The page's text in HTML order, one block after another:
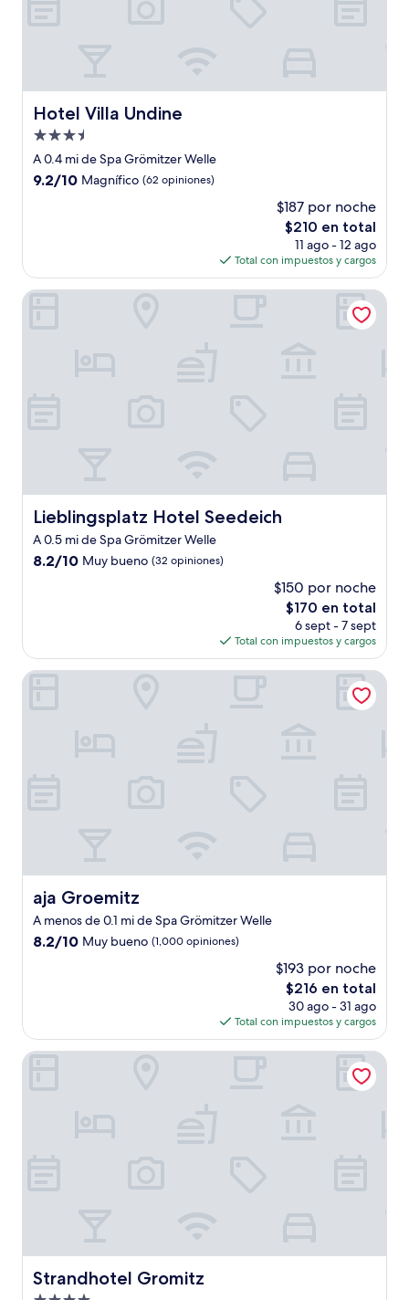
Hotel Villa Undine
Hotel Villa Undine
Propiedad
de
3.5
A 0.4 mi de Spa Grömitzer Welle
9.2
9.2/10 Magnífico (62 opiniones)
$187 por noche
El
precio
actual
es
de
$210 en total
11 ago - 12 ago
Total con impuestos y cargos
Lieblingsplatz Hotel Seedeich
Lieblingsplatz Hotel Seedeich
A 0.5 mi de Spa Grömitzer Welle
8.2
opiniones)
8.2/10 Muy bueno (32 opiniones)
$150 por noche
El
precio
actual
es
de
$170 en total
6 sept - 7 sept
Total con impuestos y cargos
Lieblingsplatz Hotel Seedeich
aja Groemitz
aja Groemitz
A menos de 0.1 mi de Spa Grömitzer Welle
8.2
opiniones)
8.2/10 Muy bueno (1,000 opiniones)
$193 por noche
El
precio
actual
es
de
$216 en total
30 ago - 31 ago
Total con impuestos y cargos
aja Groemitz
Strandhotel Gromitz
Strandhotel Gromitz
Strandhotel Gromitz